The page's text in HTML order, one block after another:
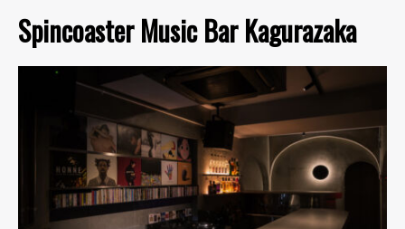
Spincoaster Music Bar Kagurazaka